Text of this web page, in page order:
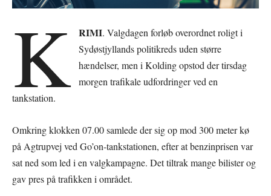
K RIMI. Valgdagen forløb overordnet roligt i
Sydøstjyllands politikreds uden større
hændelser, men i Kolding opstod der tirsdag
morgen trafikale udfordringer ved en
tankstation.
Omkring klokken 07.00 samlede der sig op mod 300 meter kø
på Agtrupvej ved Go’on-tankstationen, efter at benzinprisen var
sat ned som led i en valgkampagne. Det tiltrak mange bilister og
gav pres på trafikken i området.